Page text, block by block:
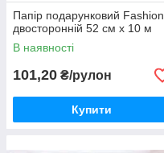
Папір подарунковий Fashion
двосторонній 52 см х 10 м
В наявності
101,20 ₴/рулон
Купити